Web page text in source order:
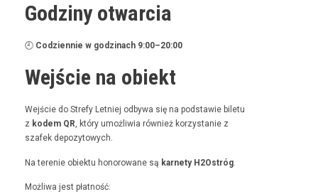
Godziny otwarcia
🕘 Codzi­en­nie w godz­i­nach 9:00–20:00
Wejście na obiekt
Wejś­cie do Stre­fy Let­niej odby­wa się na pod­staw­ie bile­tu
z kodem QR, który umożli­wia również korzys­tanie z
szafek depozytowych.
Na tere­nie obiek­tu hon­orowane są kar­ne­ty H2Ostróg
Możli­wa jest płatność: